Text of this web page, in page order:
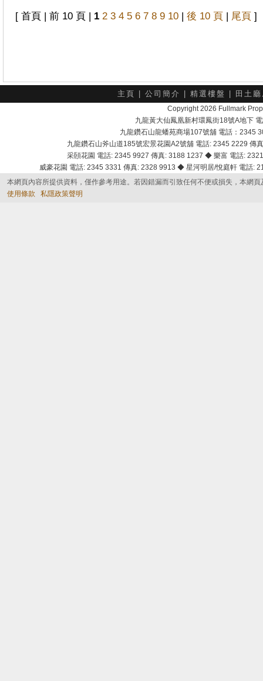
[ 首頁 | 前 10 頁 | 1 2 3 4 5 6 7 8 9 10 | 後 10 頁 | 尾頁 ]
主頁 公司簡介 精選樓盤 田土
Copyright 2026 Fullmark
九龍黃大仙鳳凰新村環鳳街18號A地下
九龍鑽石山龍蟠苑商場107號舖 電話：2345
九龍鑽石山斧山道185號宏景花園A2號舖 電話: 2345 2229
采頣花園 電話: 2345 9927 傳真: 3188 1237 ◆ 樂富 電話:
威豪花園 電話: 2345 3331 傳真: 2328 9913 ◆ 星河明居/悅庭軒 電話
本網頁內容所提供資料，僅作參考用途。若因錯漏而引致任何不便或損失，本網
使用條款
私隱政策聲明